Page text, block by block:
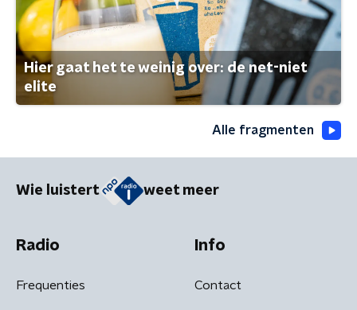
Hier gaat het te weinig over: de net-niet
elite
Alle fragmenten
Wie luistert weet meer
Radio
Frequenties
Info
Contact